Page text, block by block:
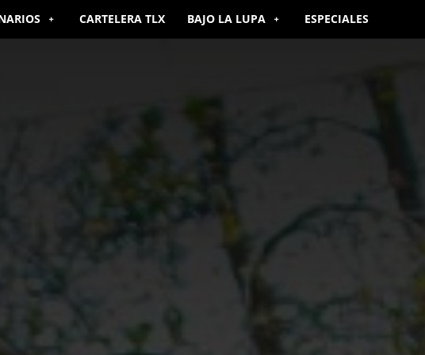
CARTELERA TLX BAJO LA LUPA ESPECIALES